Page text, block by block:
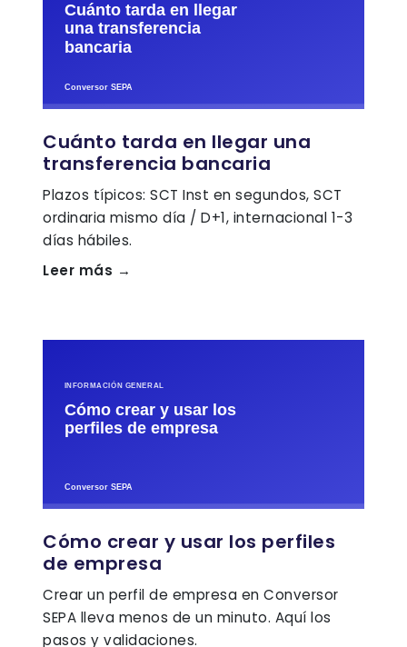
Cuánto tarda en llegar una
transferencia bancaria
Plazos típicos: SCT Inst en segundos, SCT
ordinaria mismo día / D+1, internacional 1-3
días hábiles.
Leer más →
Cómo crear y usar los perfiles
de empresa
Crear un perfil de empresa en Conversor
SEPA lleva menos de un minuto. Aquí los
pasos y validaciones.